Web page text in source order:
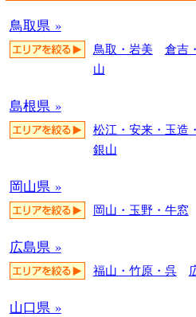
鳥取県 »
鳥取・岩美 倉吉
山
島根県 »
松江・安来・玉造
銀山
岡山県 »
岡山・玉野・牛窓
広島県 »
福山・竹原・呉
山口県 »